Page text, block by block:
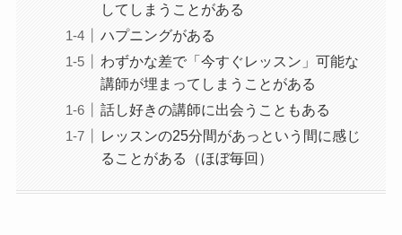
してしまうことがある
ハプニングがある
わずかな差で「今すぐレッスン」可能な
講師が埋まってしまうことがある
話し好きの講師に出会うこともある
レッスンの25分間があっという間に感じ
ることがある（ほぼ毎回）